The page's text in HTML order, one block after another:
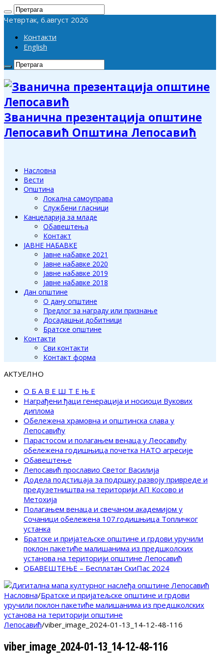
Четвртак, 6.август 2026
Контакти
English
Званична презентација општине
Лепосавић Општина Лепосавић
Насловна
Вести
Општина
Локална самоуправа
Службени гласници
Канцеларија за младе
Обавештења
Контакт
ЈАВНЕ НАБАВКЕ
Јавне набавке 2021
Јавне набавке 2020
Јавне набавке 2019
Јавне набавке 2018
Дан општине
О дану општине
Предлог за награду или признање
Досадашњи добитници
Братске општине
Контакти
Сви контакти
Контакт форма
АКТУЕЛНО
О Б А В Е Ш Т Е Њ Е
Награђени ђаци генерација и носиоци Вукових
диплома
Обележена храмовна и општинска слава у
Лепосавићу
Парастосом и полагањем венаца у Леосавићу
обележена годишњица почетка НАТО агресије
Обавештење
Лепосавић прославио Светог Василија
Додела подстицаја за подршку развоју привреде и
предузетништва на територији АП Косово и
Метохија
Полагањем венаца и свечаном академијом у
Сочаници обележена 107.годишњица Топличког
устанка
Братске и пријатељске општине и грдови уручили
поклон пакетиће малишанима из предшколских
установа на територији општине Лепосавић
ОБАВЕШТЕЊЕ – Бесплатан СкиПас 2024
Насловна/Братске и пријатељске општине и грдови
уручили поклон пакетиће малишанима из предшколских
установа на територији општине
Лепосавић/viber_image_2024-01-13_14-12-48-116
viber_image_2024-01-13_14-12-48-116